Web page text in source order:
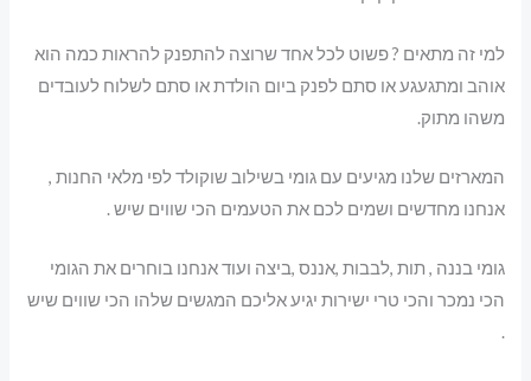
למי זה מתאים ? פשוט לכל אחד שרוצה להתפנק להראות כמה הוא
אוהב ומתגעגע או סתם לפנק ביום הולדת או סתם לשלוח לעובדים
משהו מתוק.
המארזים שלנו מגיעים עם גומי בשילוב שוקולד לפי מלאי החנות ,
אנחנו מחדשים ושמים לכם את הטעמים הכי שווים שיש .
גומי בננה , תות ,לבבות ,אננס ,ביצה ועוד אנחנו בוחרים את הגומי
הכי נמכר והכי טרי ישירות יגיע אליכם המגשים שלהו הכי שווים שיש
.